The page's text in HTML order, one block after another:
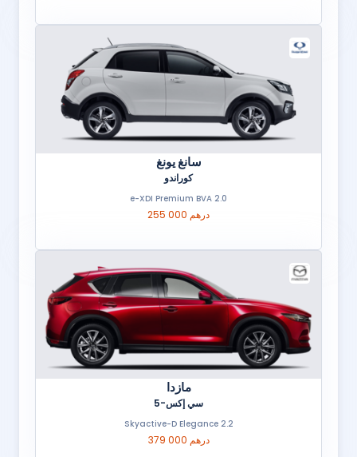
سانغ يونغ
كوراندو
2.0 e-XDI Premium BVA
255 000 درهم
مازدا
سي إكس-5
2.2 Skyactive-D Elegance
379 000 درهم